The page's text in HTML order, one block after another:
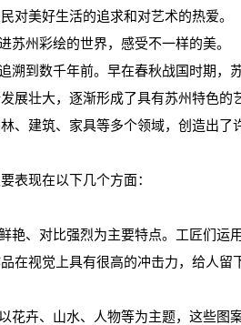
对美好生活的追求和对艺术的热爱。
苏州彩绘的世界，感受不一样的美。
溯到数千年前。早在春秋战国时期，
展壮大，逐渐形成了具有苏州特色
、建筑、家具等多个领域，创造出
表现在以下几个方面：
艳、对比强烈为主要特点。工匠们运
在视觉上具有很高的冲击力，给人留
花卉、山水、人物等为主题，这些图